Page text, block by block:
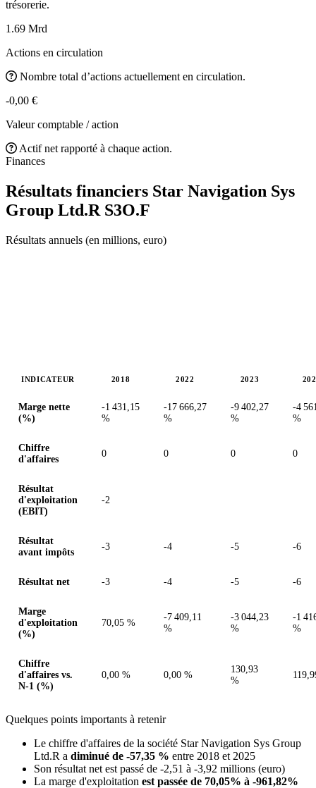
trésorerie.
1.69 Mrd
Actions en circulation
Nombre total d’actions actuellement en circulation.
-0,00 €
Valeur comptable / action
Actif net rapporté à chaque action.
Finances
Résultats financiers Star Navigation Sys
Group Ltd.R S3O.F
Résultats annuels (en millions, euro)
INDICATEUR 2018 2022 2023
Marge nette
(%)
-1 431,15
%
-17 666,27
%
-9 402,27
%
-4
%
Chiffre
d'affaires
0 0 0 0
Résultat
d'exploitation
(EBIT)
-2
Résultat
avant impôts
-3 -4 -5 -6
Résultat net -3 -4 -5 -6
Marge
d'exploitation
(%)
70,05 %
-7 409,11
%
-3 044,23
%
-1
%
Chiffre
d'affaires vs.
N-1 (%)
0,00 % 0,00 %
130,93
%
Quelques points importants à retenir
Le chiffre d'affaires de la société Star Navigation Sys Group
Ltd.R a diminué de -57,35 % entre 2018 et 2025
Son résultat net est passé de -2,51 à -3,92 millions (euro)
La marge d'exploitation est passée de 70,05% à -961,82%